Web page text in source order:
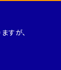
すが、